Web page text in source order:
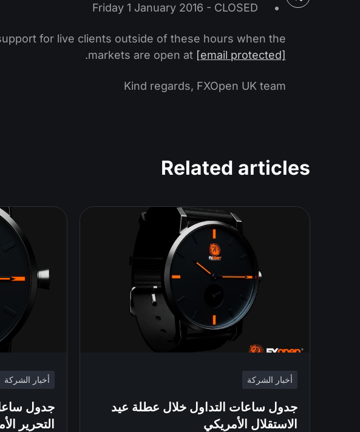
Friday 1 January 2016 - CLOSED
for live clients outside of these hours when the
markets are open at [email protected]
.
Kind regards, FXOpen UK team
Related articles
أخبار الشركة
جدول ساعات التداول خلال عطلة عيد
الاستقلال الأمريكي
أخبار الشركة
جدول
التحرير